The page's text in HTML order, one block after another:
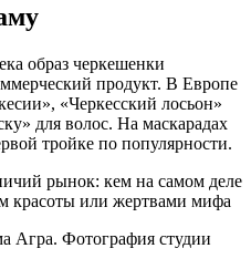
образ черкешенки
продукт. В Европе
«Черкесский лосьон»
для волос. На маскарадах
тройке по популярности.
Агра. Фотография студии